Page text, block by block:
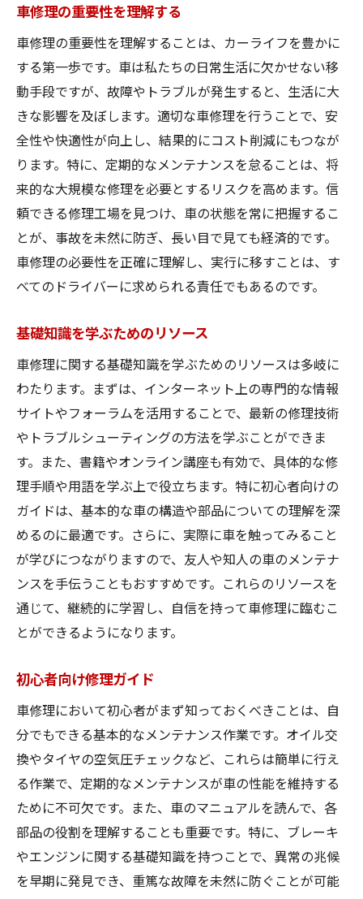
工具選びのコツ
修理時間を短縮する方法
失敗を防ぐための準備
効果的な修理プロセスのステップ
最新技術で変わる車修理の未来
未来の車修理技術のトレンド
電気自動車の修理技術
AIによる修理診断の未来
自動運転車の修理課題
最新技術を取り入れるメリット
修理技術の進化とその影響
快適なカーライフのためのメンテナンス
燃費を改善する修理方法
安全運転をサポートする修理
車内の快適性を高める修理
外観を美しく保つための秘訣
長持ちする車を作るための修理
車修理で知っておくべき基礎技術
エンジン修理の基礎
ブレーキシステムの理解
トランスミッションの基本
電気系統の修理知識
冷却システムの修理方法
失敗しないための車修理の心得
修理前に確認すべきこと
修理中の安全対策
専門家に相談するタイミング
費用を抑えるための工夫
部品選びでの注意点
修理後のチェックリスト
車修理のプロになるためのステップ
車修理の重要性を理解する
車修理の重要性を理解することは、カーライフを豊かに
する第一歩です。車は私たちの日常生活に欠かせない移
動手段ですが、故障やトラブルが発生すると、生活に大
きな影響を及ぼします。適切な車修理を行うことで、安
全性や快適性が向上し、結果的にコスト削減にもつなが
ります。特に、定期的なメンテナンスを怠ることは、将
来的な大規模な修理を必要とするリスクを高めます。信
頼できる修理工場を見つけ、車の状態を常に把握するこ
とが、事故を未然に防ぎ、長い目で見ても経済的です。
車修理の必要性を正確に理解し、実行に移すことは、す
べてのドライバーに求められる責任でもあるのです。
基礎知識を学ぶためのリソース
車修理に関する基礎知識を学ぶためのリソースは多岐に
わたります。まずは、インターネット上の専門的な情報
サイトやフォーラムを活用することで、最新の修理技術
やトラブルシューティングの方法を学ぶことができま
す。また、書籍やオンライン講座も有効で、具体的な修
理手順や用語を学ぶ上で役立ちます。特に初心者向けの
ガイドは、基本的な車の構造や部品についての理解を深
めるのに最適です。さらに、実際に車を触ってみること
が学びにつながりますので、友人や知人の車のメンテナ
ンスを手伝うこともおすすめです。これらのリソースを
通じて、継続的に学習し、自信を持って車修理に臨むこ
とができるようになります。
初心者向け修理ガイド
車修理において初心者がまず知っておくべきことは、自
分でもできる基本的なメンテナンス作業です。オイル交
換やタイヤの空気圧チェックなど、これらは簡単に行え
る作業で、定期的なメンテナンスが車の性能を維持する
ために不可欠です。また、車のマニュアルを読んで、各
部品の役割を理解することも重要です。特に、ブレーキ
やエンジンに関する基礎知識を持つことで、異常の兆候
を早期に発見でき、重篤な故障を未然に防ぐことが可能